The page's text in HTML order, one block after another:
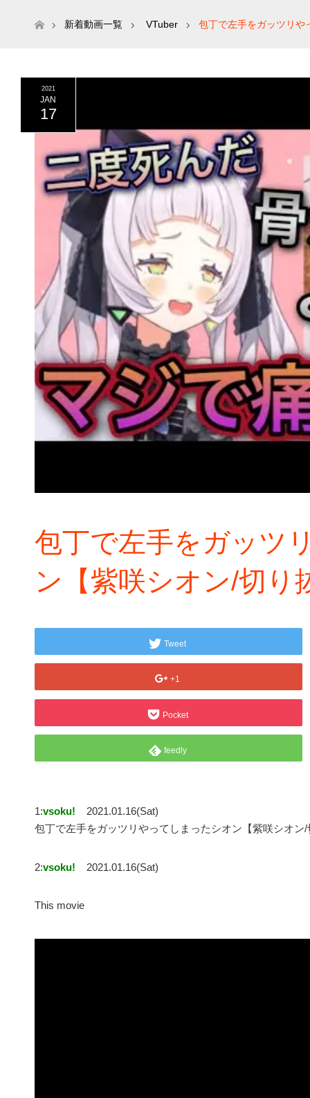
ホーム新着動画一覧 VTuber 包丁で左手をガッツリや
2021
JAN
17
包丁で左手をガッツ
ン【紫咲シオン/切り
Tweet
+1
Pocket
feedly
1:vsoku!
2021.01.16(Sat)
包丁で左手をガッツリやってしまったシオン【紫咲シオ
2:vsoku! 2021.01.16(Sat)
This movie